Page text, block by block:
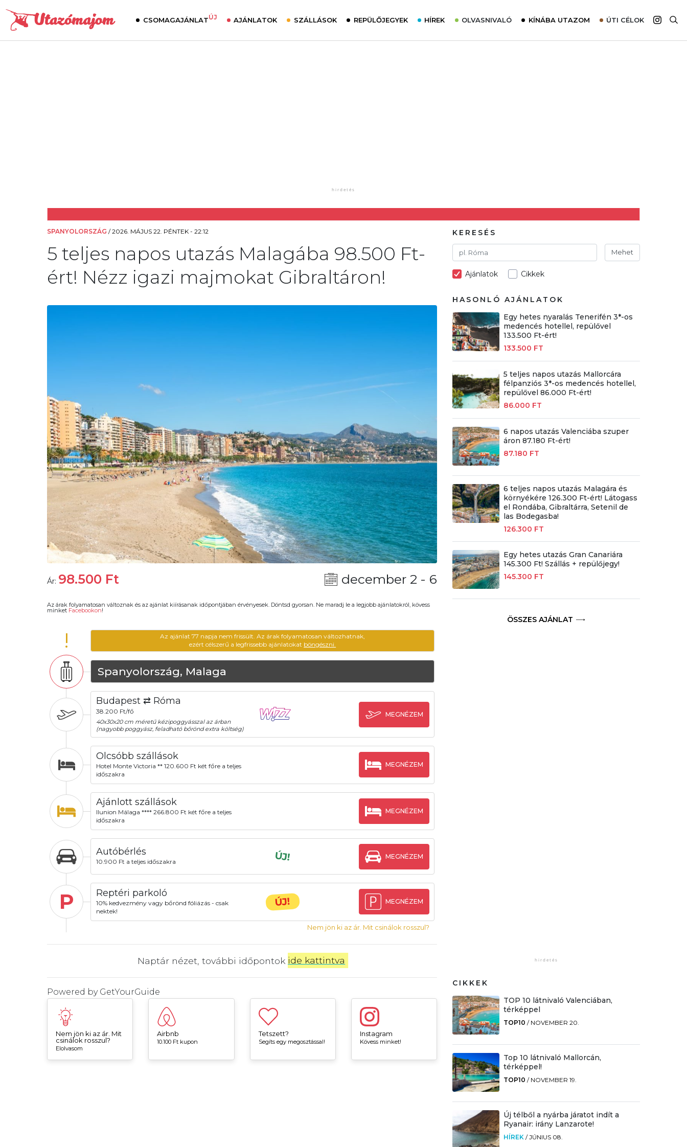
CSOMAGAJÁNLATÚJ AJÁNLATOK SZÁLLÁSOK REPÜLŐJEGYEK HÍREK OLVASNIVALÓ KÍNÁBA UTAZOM ÚTI CÉLOK
SPANYOLORSZÁG /2026. MÁJUS 22. PÉNTEK - 22:12
5 teljes napos utazás Malagába 98.500 Ft-
ért! Nézz igazi majmokat Gibraltáron!
Ár: 98.500 Ft december 2 - 6
Az árak folyamatosan változnak és az ajánlat kiírásanak időpontjában érvényesek. Döntsd gyorsan. Ne maradj le a legjobb ajánlatokról, kövess
minket Facebookon!
!
Az ajánlat 77 napja nem frissült. Az árak folyamatosan változhatnak,
ezért célszerű a legfrissebb ajánlatokat böngészni.
Spanyolország, Malaga
Budapest ⇄ Róma
38.200 Ft/fő
40x30x20 cm méretű kézipoggyásszal az árban
(nagyobb poggyász, feladható bőrönd extra költség)
MEGNÉZEM
Olcsóbb szállások
Hotel Monte Victoria ** 120.600 Ft két főre a teljes
időszakra
MEGNÉZEM
Ajánlott szállások
Ilunion Málaga **** 266.800 Ft két főre a teljes
időszakra
MEGNÉZEM
Autóbérlés
10.900 Ft a teljes időszakra ÚJ! MEGNÉZEM
P Reptéri parkoló
10% kedvezmény vagy bőrönd fóliázás - csak
nektek!
ÚJ! MEGNÉZEM
Nem jön ki az ár. Mit csinálok rosszul?
Naptár nézet, további időpontok ide kattintva
Powered by GetYourGuide
Nem jön ki az ár. Mit
csinálok rosszul?
Elolvasom
Airbnb
10.100 Ft kupon
Tetszett?
Segíts egy megosztással!
Instagram
Kövess minket!
KERESÉS
Mehet
Ajánlatok Cikkek
HASONLÓ AJÁNLATOK
Egy hetes nyaralás Tenerifén 3*-os
medencés hotellel, repülővel
133.500 Ft-ért!
133.500 FT
5 teljes napos utazás Mallorcára
félpanziós 3*-os medencés hotellel,
repülővel 86.000 Ft-ért!
86.000 FT
6 napos utazás Valenciába szuper
áron 87.180 Ft-ért!
87.180 FT
6 teljes napos utazás Malagára és
környékére 126.300 Ft-ért! Látogass
el Rondába, Gibraltárra, Setenil de
las Bodegasba!
126.300 FT
Egy hetes utazás Gran Canariára
145.300 Ft! Szállás + repülőjegy!
145.300 FT
ÖSSZES AJÁNLAT
CIKKEK
TOP 10 látnivaló Valenciában,
térképpel
TOP10 / NOVEMBER 20.
Top 10 látnivaló Mallorcán,
térképpel!
TOP10 / NOVEMBER 19.
Új télből a nyárba járatot indít a
Ryanair: irány Lanzarote!
HÍREK /JÚNIUS 08.